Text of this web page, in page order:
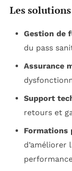
Les
Gestion de
du pass
Assurance
Support
retours et
Formations
d’améliorer